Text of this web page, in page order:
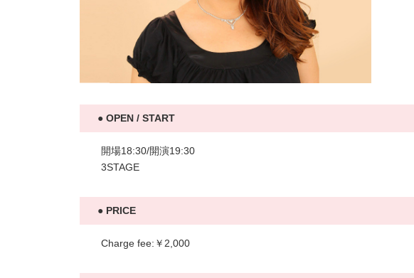
OPEN / START
開場18:30/開演19:30
3STAGE
PRICE
Charge fee:￥2,000